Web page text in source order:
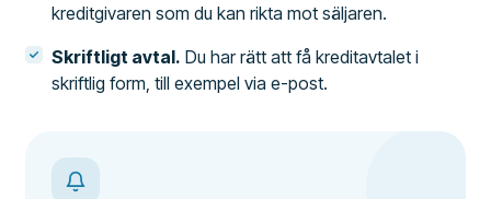
kreditgivaren som du kan rikta mot säljaren.
Skriftligt avtal. Du har rätt att få kreditavtalet i
skriftlig form, till exempel via e-post.